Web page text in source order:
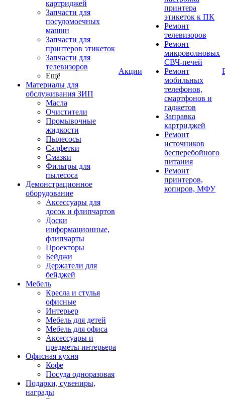
картриджей
Запчасти для
посудомоечных
машин
Запчасти для
принтеров этикеток
Запчасти для
телевизоров
Ещё
Материалы для
обслуживания ЗИП
Масла
Очистители
Промывочные
жидкости
Пылесосы
Салфетки
Смазки
Фильтры для
пылесоса
Демонстрационное
оборудование
Аксессуары для
досок и флипчартов
Доски
информационные,
флипчарты
Проекторы
Бейджи
Держатели для
бейджей
Мебель
Кресла и стулья
офисные
Интерьер
Мебель для детей
Мебель для офиса
Аксессуары и
предметы интерьера
Офисная кухня
Кофе
Посуда одноразовая
Подарки, сувениры,
награды
Акции
принтера
этикеток к ПК
Ремонт
телевизоров
Ремонт
микроволновых
СВЧ-печей
Ремонт
мобильных
телефонов,
смартфонов и
гаджетов
Заправка
картриджей
Ремонт
источников
бесперебойного
питания
Ремонт
принтеров,
копиров, МФУ